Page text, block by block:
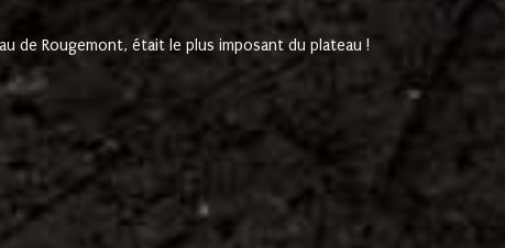
de Rougemont, était le plus imposant du plateau !